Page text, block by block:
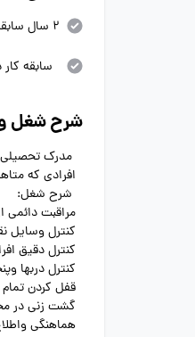
2 سال سابقه کار در گروه شغلی مشابه
سابقه
شرح شغل
مدرک
افرادی که
شرح شغل:
مراقبت دائمی
کنترل وسایل
کنترل دقیق
کنترل دربها
قفل کردن
گشت زنی در
هماهنگی